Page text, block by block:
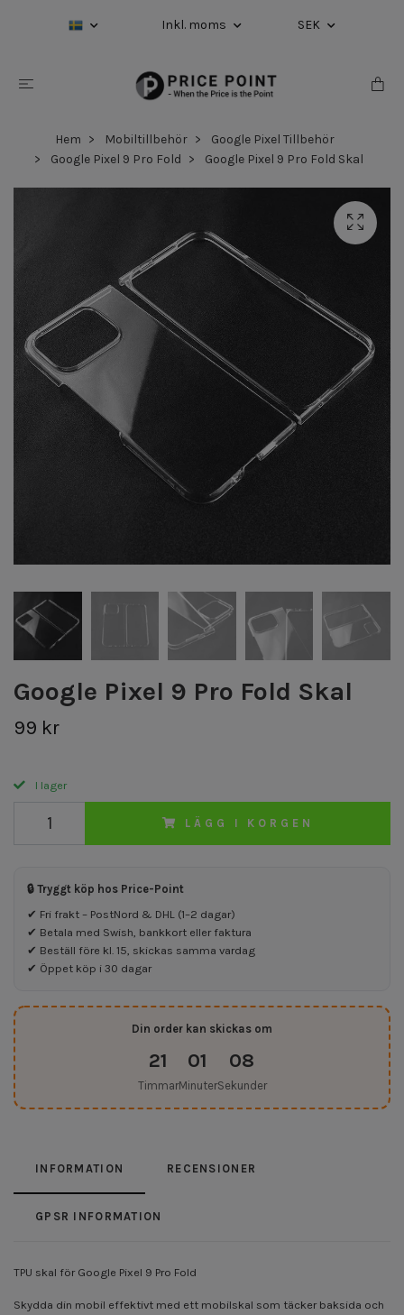
Inkl. moms SEK
Hem Mobiltillbehör
Google Pixel Tillbehör
Google Pixel 9 Pro Fold
Google Pixel 9 Pro Fold Skal
Google Pixel 9 Pro Fold Skal
99 kr
I lager
LÄGG I KORGEN
🔒 Tryggt köp hos Price-Point
✔ Fri frakt – PostNord & DHL (1–2 dagar)
✔ Betala med Swish, bankkort eller faktura
✔ Beställ före kl. 15, skickas samma vardag
✔ Öppet köp i 30 dagar
Din order kan skickas om
21
Timmar
01
Minuter
08
Sekunder
INFORMATION RECENSIONER
GPSR INFORMATION
TPU skal för Google Pixel 9 Pro Fold
Skydda din mobil effektivt med ett mobilskal som täcker baksida och